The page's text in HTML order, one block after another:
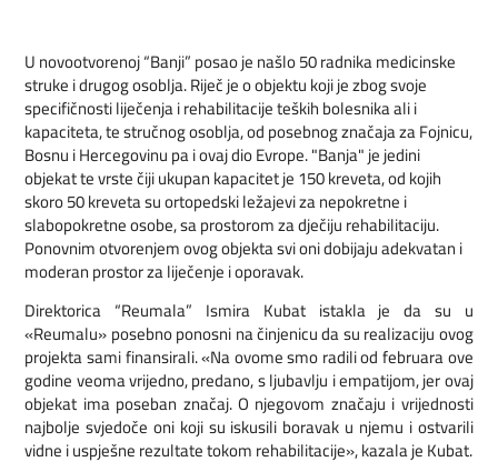
U novootvorenoj “Banji” posao je našlo 50 radnika medicinske
struke i drugog osoblja. Riječ je o objektu koji je zbog svoje
specifičnosti liječenja i rehabilitacije teških bolesnika ali i
kapaciteta, te stručnog osoblja, od posebnog značaja za Fojnicu,
Bosnu i Hercegovinu pa i ovaj dio Evrope. "Banja" je jedini
objekat te vrste čiji ukupan kapacitet je 150 kreveta, od kojih
skoro 50 kreveta su ortopedski ležajevi za nepokretne i
slabopokretne osobe, sa prostorom za dječiju rehabilitaciju.
Ponovnim otvorenjem ovog objekta svi oni dobijaju adekvatan i
moderan prostor za liječenje i oporavak.
Direktorica “Reumala” Ismira Kubat istakla je da su u
«Reumalu» posebno ponosni na činjenicu da su realizaciju ovog
projekta sami finansirali. «Na ovome smo radili od februara ove
godine veoma vrijedno, predano, s ljubavlju i empatijom, jer ovaj
objekat ima poseban značaj. O njegovom značaju i vrijednosti
najbolje svjedoče oni koji su iskusili boravak u njemu i ostvarili
vidne i uspješne rezultate tokom rehabilitacije», kazala je Kubat.